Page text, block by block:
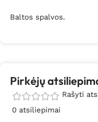
Baltos spalvos.
Pirkėjų
0 atsiliepimai
Rašyti